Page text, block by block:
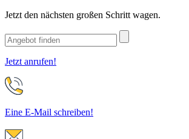
Jetzt den nächsten großen Schritt wagen.
Jetzt anrufen!
Eine E-Mail schreiben!